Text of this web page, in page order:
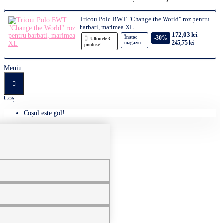
Tricou Polo BWT "Change the World" roz pentru
barbati, marimea XL
Ultimele 3
produse!
În stoc
magazin
-30% 172,03 lei
245,75 lei
Meniu
Coș
Coșul este gol!